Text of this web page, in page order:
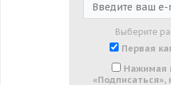
Выберите
Первая
Нажимая
«Подписаться»,